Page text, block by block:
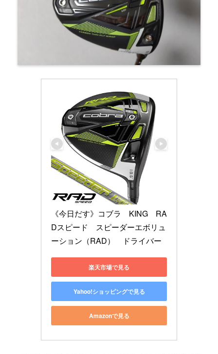
《今日だす》コブラ　KING　RA
Dスピード　スピーダーエボリュ
ーション（RAD）　ドライバー
楽天市場で見る
Yahoo!ショッピングで見る
Amazonで見る